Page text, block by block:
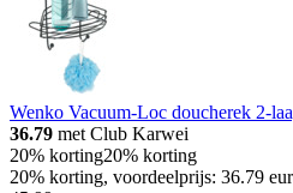
Wenko Vacuum-Loc doucherek 2-
36.79 met Club Karwei
20% korting20% korting
20% korting, voordeelprijs: 36.79